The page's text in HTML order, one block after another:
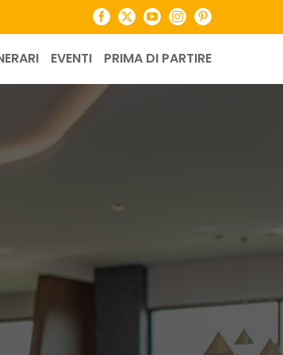
Facebook
X YouTubeInstagramPinterest
EVENTI PRIMA DI PARTIRE